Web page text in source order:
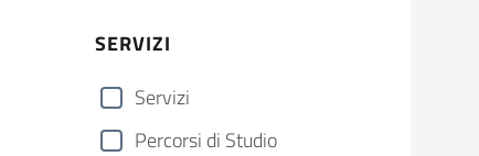
SERVIZI
Servizi
Percorsi di Studio